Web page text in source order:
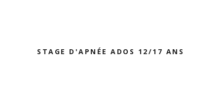
STAGE D'APNÉE ADOS 12/17 ANS